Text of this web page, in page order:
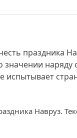
праздника
значении наряду
Навруз.